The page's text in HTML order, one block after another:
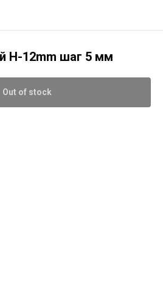
H-12mm шаг 5 мм
Out of stock